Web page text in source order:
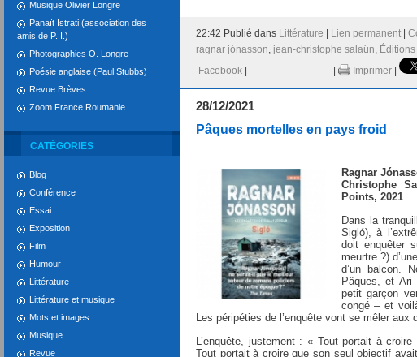
Musique Olivier Longre
Panaït Istrati (association des
amis de P. I.)
Photographies O. Longre
Poésie anglaise (Paul Stubbs)
Revue Brèves
Zoom France Roumanie
CATÉGORIES
Blog
Conférence
Essai
Exposition
Film
Humour
Littérature
Littérature et musique
Mots et images
Musique
Revue
22:42 Publié dans Littérature Lien permanent
ragnar jónasson, jean-christophe salaün,
Facebook
Imprimer
28/12/2021
Pâques mortelles en pays froid
Ragnar
Christophe
Points, 2021
Dans la
Sigló), à
doit enquêter
meurtre ?)
d’un balcon.
Pâques, et
petit garçon
congé – et
Les péripéties de l’enquête vont se mêler aux
L’enquête, justement : « Tout portait à
Tout portait à croire que son seul objectif